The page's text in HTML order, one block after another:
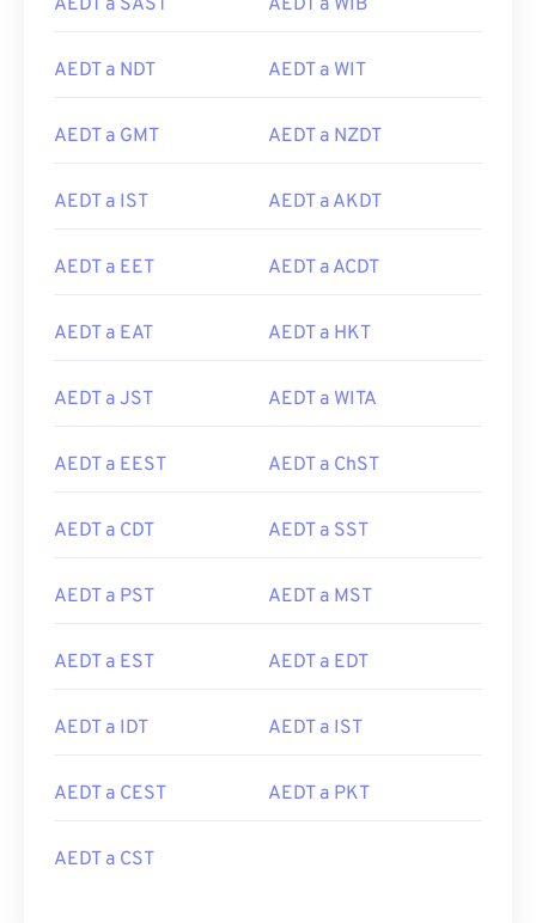
AEDT a SAST AEDT a WIB
AEDT a NDT AEDT a WIT
AEDT a GMT AEDT a NZDT
AEDT a IST AEDT a AKDT
AEDT a EET AEDT a ACDT
AEDT a EAT AEDT a HKT
AEDT a JST AEDT a WITA
AEDT a EEST AEDT a ChST
AEDT a CDT AEDT a SST
AEDT a PST AEDT a MST
AEDT a EST AEDT a EDT
AEDT a IDT AEDT a IST
AEDT a CEST AEDT a PKT
AEDT a CST